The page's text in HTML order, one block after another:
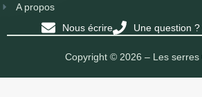
A propos
Nous écrire Une question
Copyright © 2026 – Les serres